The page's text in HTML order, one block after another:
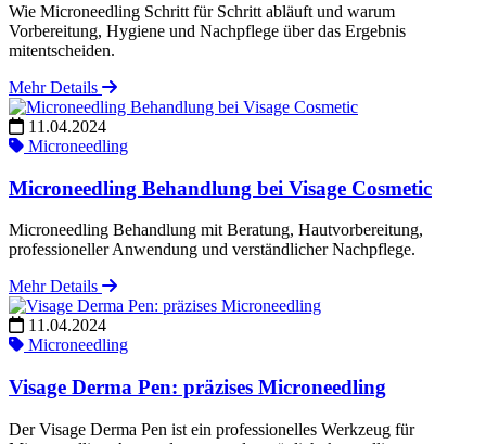
Wie Microneedling Schritt für Schritt abläuft und warum
Vorbereitung, Hygiene und Nachpflege über das Ergebnis
mitentscheiden.
Mehr Details
11.04.2024
Microneedling
Microneedling Behandlung bei Visage Cosmetic
Microneedling Behandlung mit Beratung, Hautvorbereitung,
professioneller Anwendung und verständlicher Nachpflege.
Mehr Details
11.04.2024
Microneedling
Visage Derma Pen: präzises Microneedling
Der Visage Derma Pen ist ein professionelles Werkzeug für